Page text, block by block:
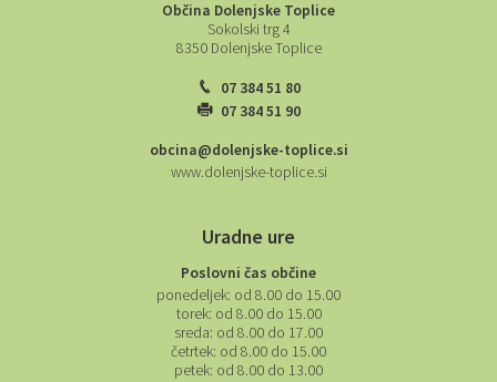
Občina Dolenjske Toplice
Sokolski trg 4
8350 Dolenjske Toplice
07 384 51 80
07 384 51 90
obcina@dolenjske-toplice.si
www.dolenjske-toplice.si
Uradne ure
Poslovni čas občine
ponedeljek: od 8.00 do 15.00
torek: od 8.00 do 15.00
sreda: od 8.00 do 17.00
četrtek: od 8.00 do 15.00
petek: od 8.00 do 13.00